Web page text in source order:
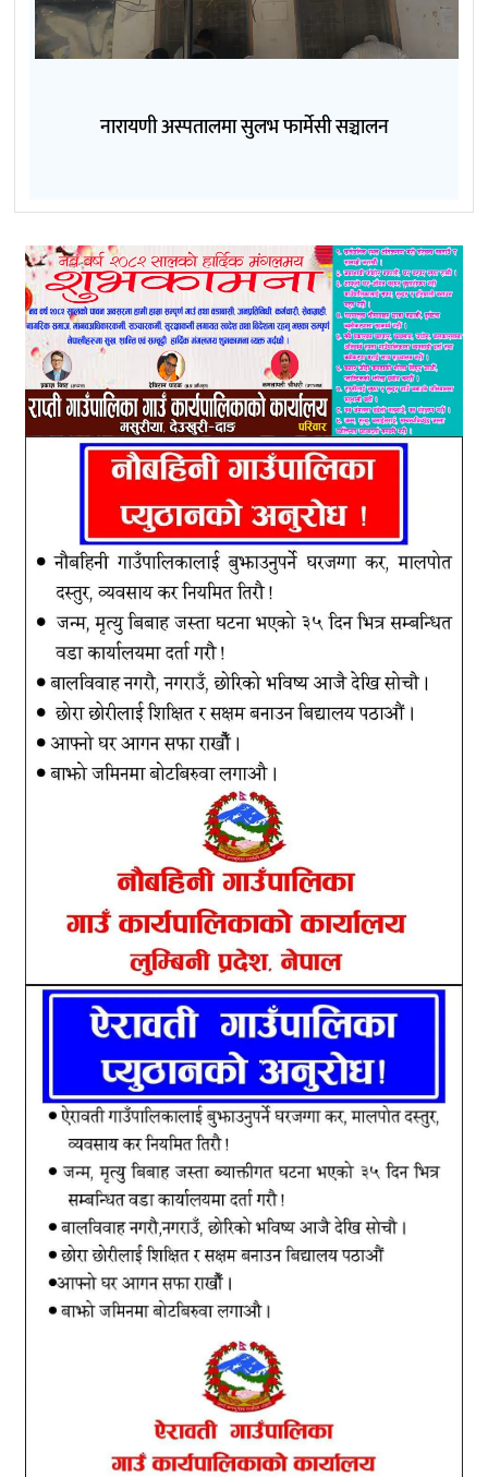
नारायणी अस्पतालमा सुलभ फार्मेसी सञ्चालन